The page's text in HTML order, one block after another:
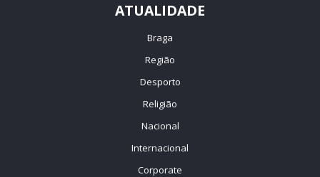
ATUALIDADE
Braga
Região
Desporto
Religião
Nacional
Internacional
Corporate